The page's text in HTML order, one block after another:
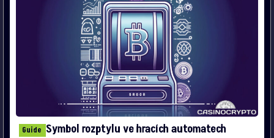
Guide Symbol rozptylu ve hracích automatech